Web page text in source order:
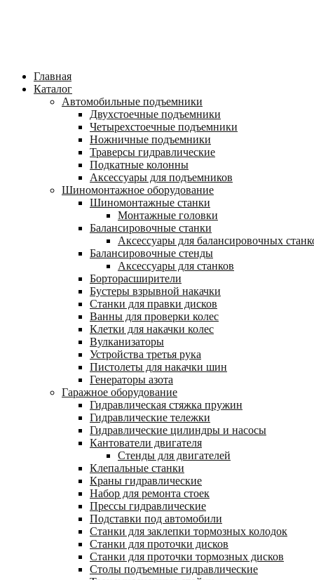
Главная
Каталог
Автомобильные подъемники
Двухстоечные подъемники
Четырехстоечные подъемники
Ножничные подъемники
Траверсы гидравлические
Подкатные колонны
Аксессуары для подъемников
Шиномонтажное оборудование
Шиномонтажные станки
Монтажные головки
Балансировочные станки
Аксессуары для балансировочных
Балансировочные стенды
Аксессуары для станков
Борторасширители
Бустеры взрывной накачки
Станки для правки дисков
Ванны для проверки колес
Клетки для накачки колес
Вулканизаторы
Устройства третья рука
Пистолеты для накачки шин
Генераторы азота
Гаражное оборудование
Гидравлическая стяжка пружин
Гидравлические тележки
Гидравлические цилиндры и насосы
Кантователи двигателя
Стенды для двигателей
Клепальные станки
Краны гидравлические
Набор для ремонта стоек
Прессы гидравлические
Подставки под автомобили
Станки для заклепки тормозных колодок
Станки для проточки дисков
Станки для проточки тормозных дисков
Столы подъемные гидравлические